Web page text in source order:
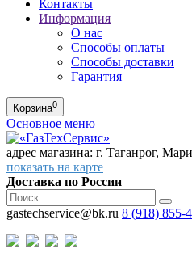
Контакты
Информация
О нас
Способы оплаты
Способы доставки
Гарантия
Корзина0
Основное меню
адрес магазина: г. Таганрог,
показать на карте
Доставка по России
gastechservice@bk.ru 8 (918) 855-